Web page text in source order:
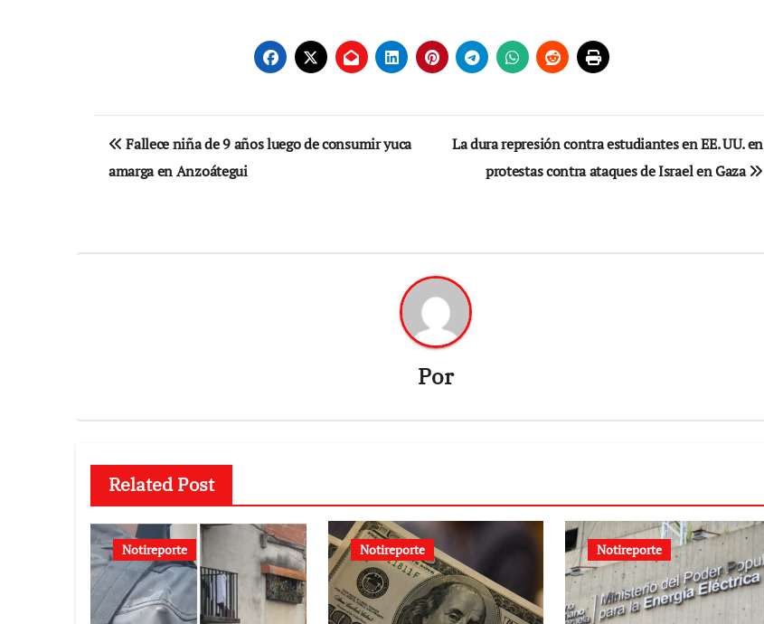
Navegación
de
Fallece niña de 9 años luego de consumir yuca
amarga en Anzoátegui
La dura represión contra estudiantes en EE. UU. en
protestas contra ataques de Israel en Gaza
Por
Related Post
Notireporte Notireporte Notireporte